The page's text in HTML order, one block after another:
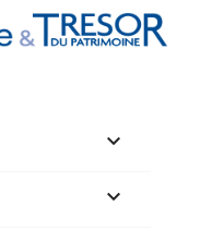

